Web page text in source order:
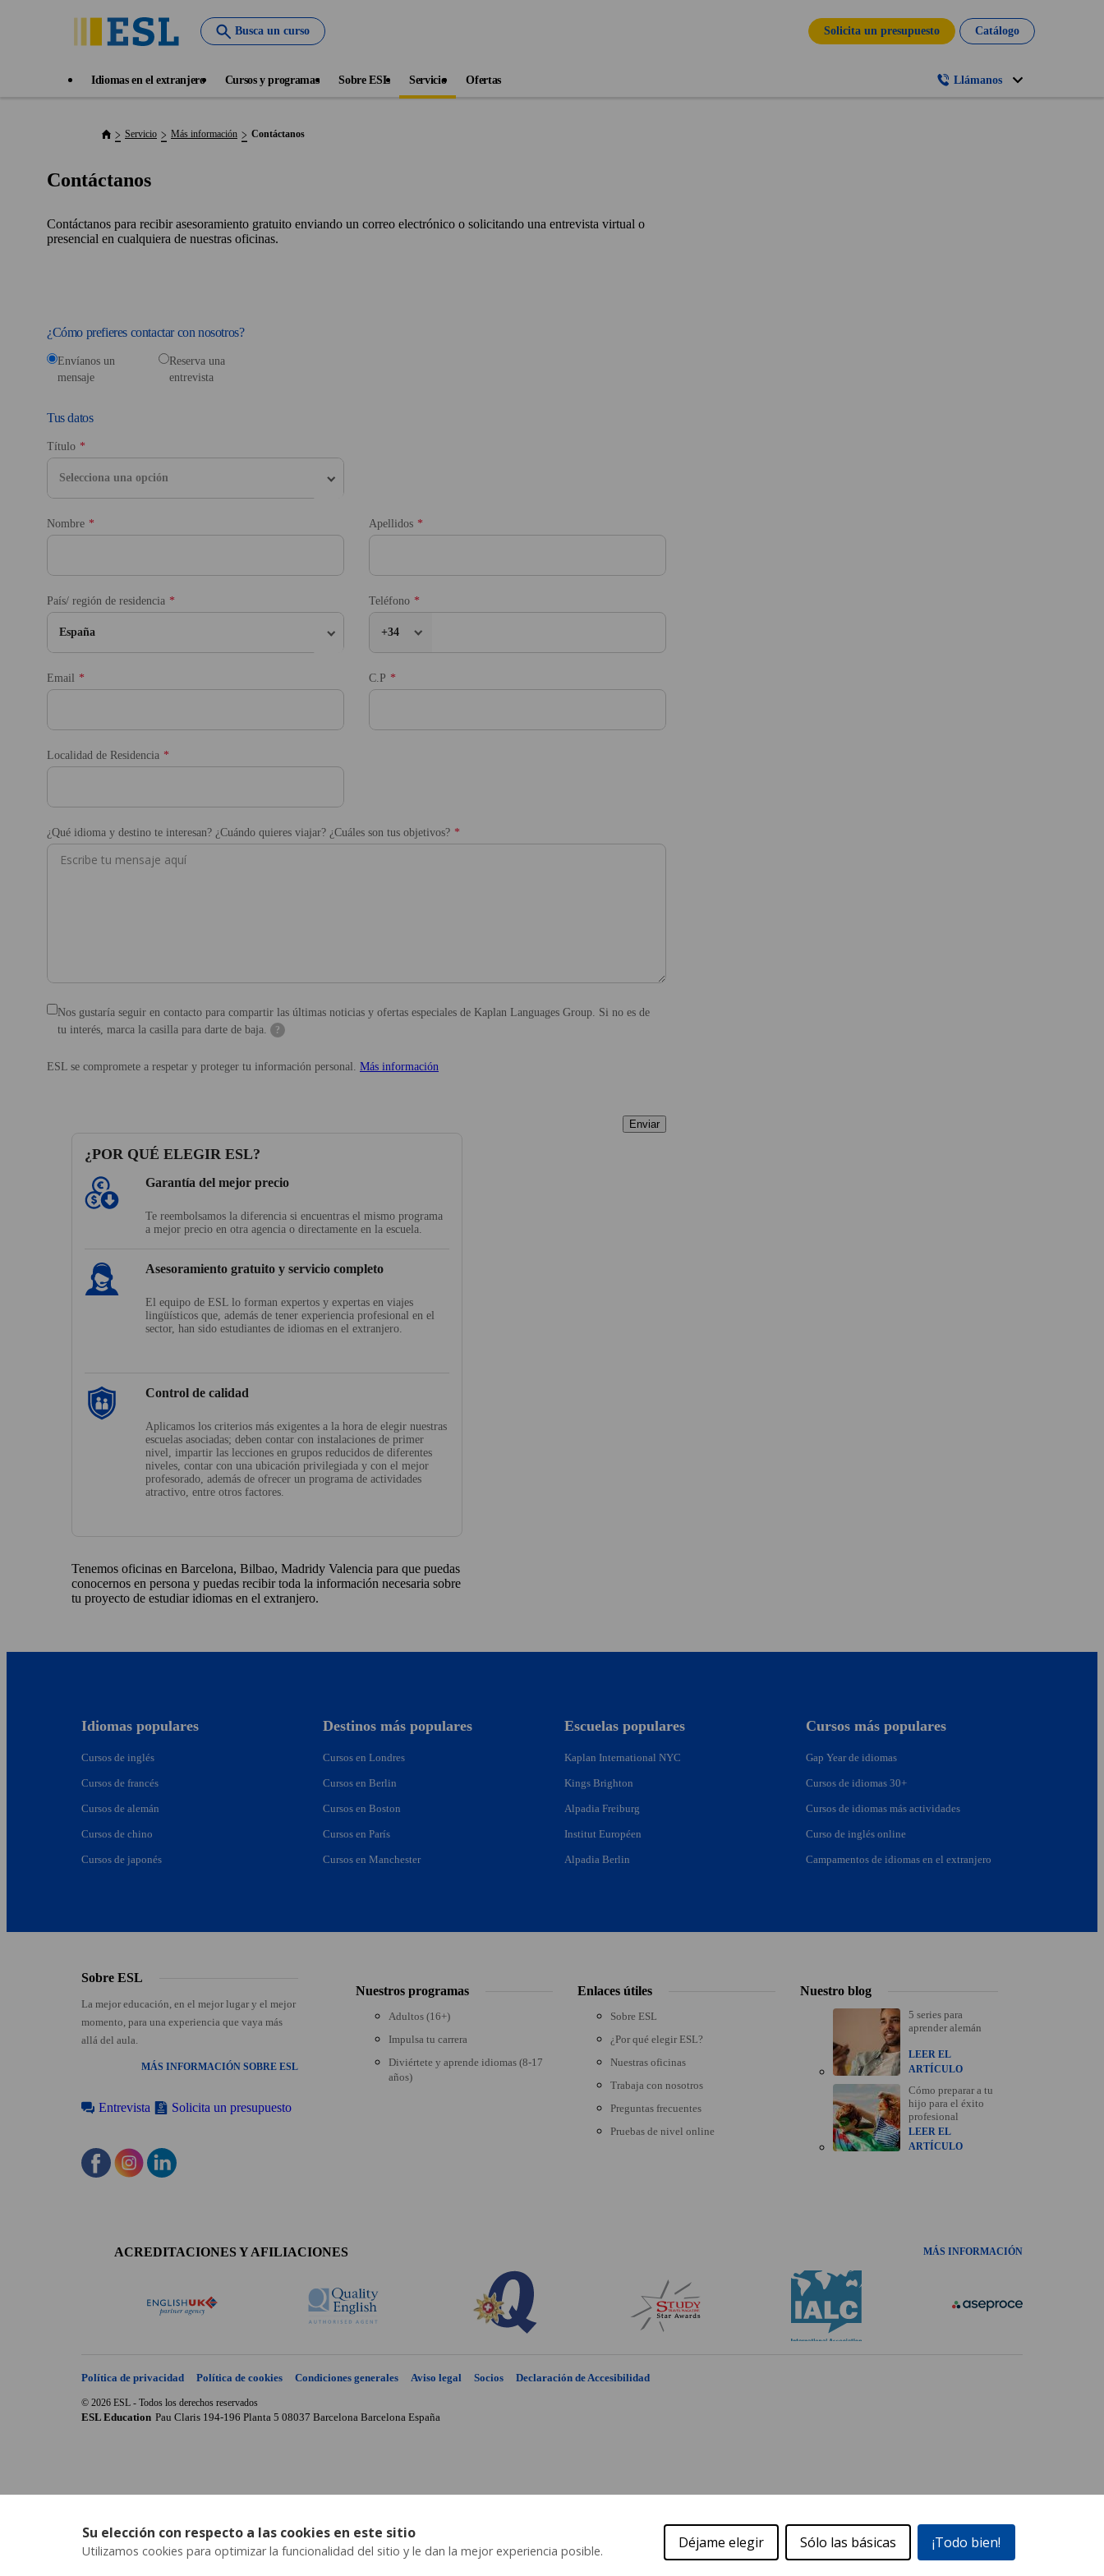
Su elección con respecto a las cookies en este sitio
Utilizamos cookies para optimizar la funcionalidad del sitio y le dan la mejor experiencia posible. ¡Todo bien!
Sólo las básicas
Déjame elegir
Busca un curso Solicita un presupuesto Catálogo
Idiomas en el extranjero Cursos y programas Sobre ESL Servicio Ofertas Llámanos
Servicio Más información Contáctanos
Contáctanos
Contáctanos para recibir asesoramiento gratuito enviando un correo electrónico o solicitando una entrevista virtual o
presencial en cualquiera de nuestras oficinas.
¿Cómo prefieres contactar con nosotros?
Envíanos un
mensaje
Reserva una
entrevista
Tus datos
Título
Selecciona una opción
Nombre Apellidos
País/ región de residencia
España
Teléfono
+34
Email C.P
Localidad de Residencia
¿Qué idioma y destino te interesan? ¿Cuándo quieres viajar? ¿Cuáles son tus objetivos?
Nos gustaría seguir en contacto para compartir las últimas noticias y ofertas especiales de Kaplan Languages Group. Si no es de
tu interés, marca la casilla para darte de baja.
?
ESL se compromete a respetar y proteger tu información personal. Más información
Enviar
¿POR QUÉ ELEGIR ESL?
Garantía del mejor precio
Te reembolsamos la diferencia si encuentras el mismo programa
a mejor precio en otra agencia o directamente en la escuela.
Asesoramiento gratuito y servicio completo
El equipo de ESL lo forman expertos y expertas en viajes
lingüísticos que, además de tener experiencia profesional en el
sector, han sido estudiantes de idiomas en el extranjero.
Control de calidad
Aplicamos los criterios más exigentes a la hora de elegir nuestras
escuelas asociadas; deben contar con instalaciones de primer
nivel, impartir las lecciones en grupos reducidos de diferentes
niveles, contar con una ubicación privilegiada y con el mejor
profesorado, además de ofrecer un programa de actividades
atractivo, entre otros factores.
Tenemos oficinas en Barcelona, Bilbao, Madridy Valencia para que puedas
conocernos en persona y puedas recibir toda la información necesaria sobre
tu proyecto de estudiar idiomas en el extranjero.
Idiomas populares
Cursos de inglés
Cursos de francés
Cursos de alemán
Cursos de chino
Cursos de japonés
Destinos más populares
Cursos en Londres
Cursos en Berlin
Cursos en Boston
Cursos en París
Cursos en Manchester
Escuelas populares
Kaplan International NYC
Kings Brighton
Alpadia Freiburg
Institut Européen
Alpadia Berlin
Cursos más populares
Gap Year de idiomas
Cursos de idiomas 30+
Cursos de idiomas más actividades
Curso de inglés online
Campamentos de idiomas en el extranjero
Sobre ESL
La mejor educación, en el mejor lugar y el mejor
momento, para una experiencia que vaya más
allá del aula.
MÁS INFORMACIÓN SOBRE ESL
Entrevista Solicita un presupuesto
Nuestros programas
Adultos (16+)
Impulsa tu carrera
Diviértete y aprende idiomas (8-17
años)
Enlaces útiles
Sobre ESL
¿Por qué elegir ESL?
Nuestras oficinas
Trabaja con nosotros
Preguntas frecuentes
Pruebas de nivel online
Nuestro blog
5 series para
aprender alemán
LEER EL
ARTÍCULO
Cómo preparar a tu
hijo para el éxito
profesional
LEER EL
ARTÍCULO
ACREDITACIONES Y AFILIACIONES
MÁS INFORMACIÓN
Política de privacidad Política de cookies Condiciones generales Aviso legal Socios Declaración de Accesibilidad
© 2026 ESL - Todos los derechos reservados
ESL Education Pau Claris 194-196 Planta 5 08037 Barcelona Barcelona España